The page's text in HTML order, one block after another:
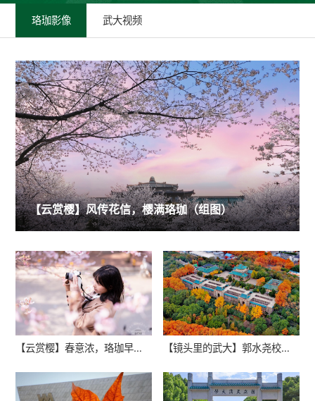
珞珈影像 武大视频
【云赏樱】风传花信，樱满珞珈（组图）
【云赏樱】春意浓，珞珈早樱盛放（组图） 【镜头里的武大】郭水尧校友眼中的珞珈调色盘（组图）